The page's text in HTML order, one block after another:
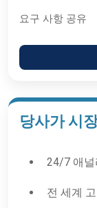
요구 사항 공유
당사가 시
24/7 애널
전 세계